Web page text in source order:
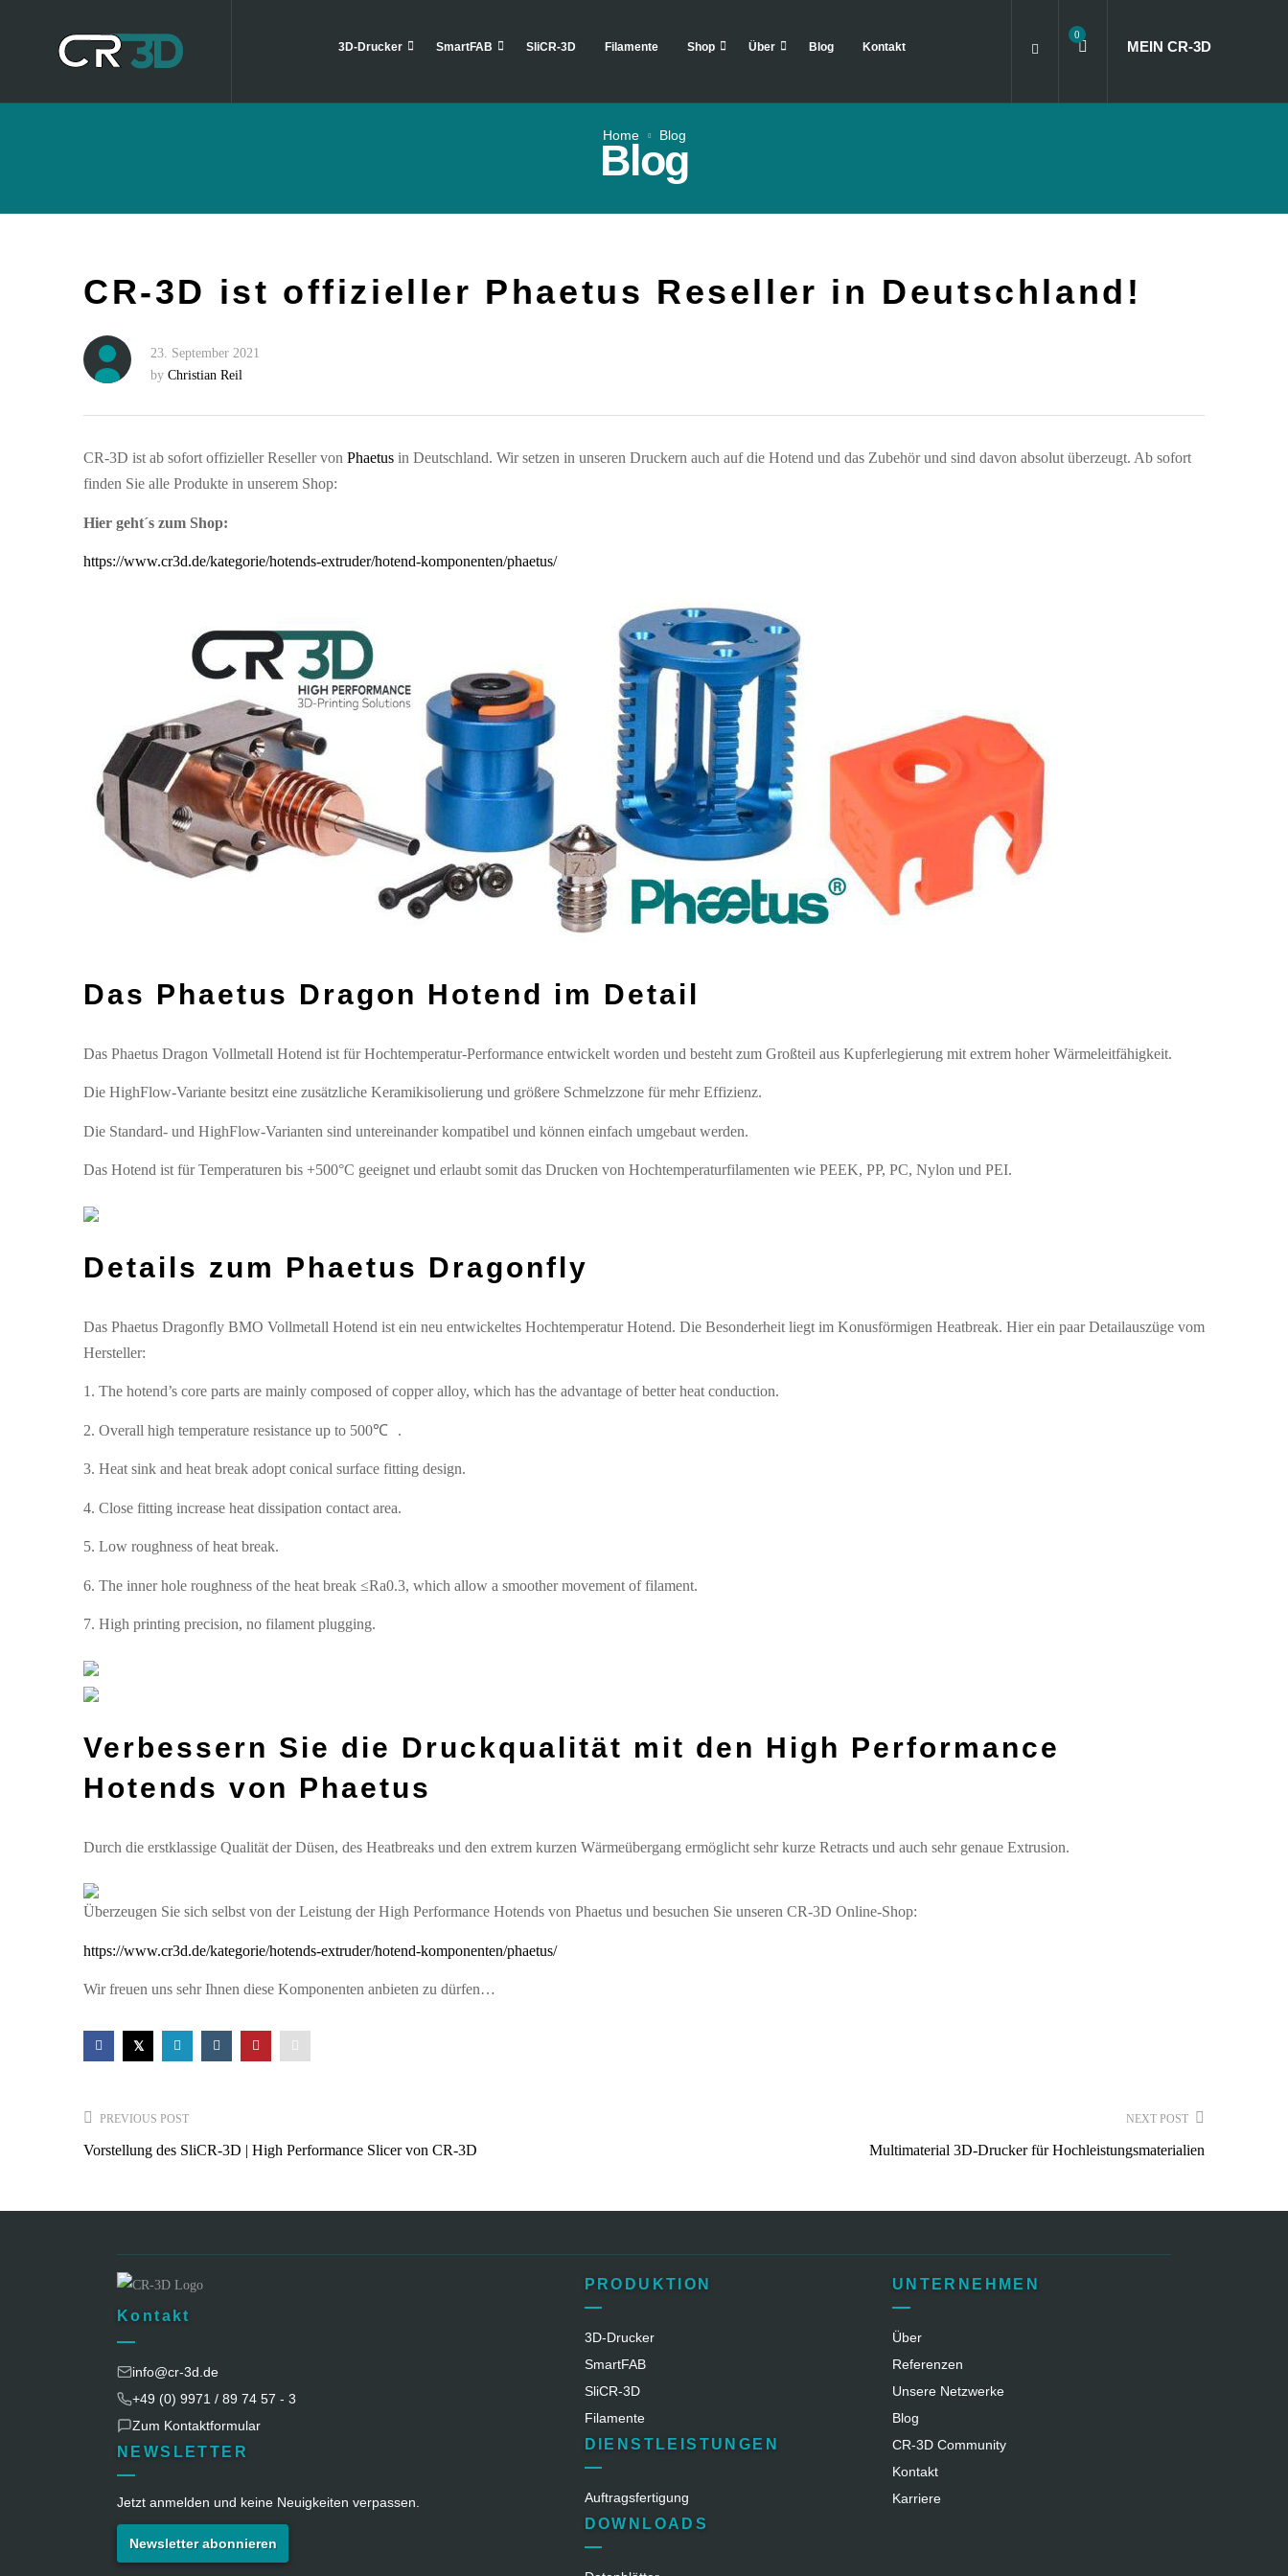
3D-Drucker SmartFAB SliCR-3D Filamente Shop Über Blog Kontakt
0
MEIN CR‑3D
Home Blog
Blog
CR-3D ist offizieller Phaetus Reseller in Deutschland!
23. September 2021
by Christian Reil
CR-3D ist ab sofort offizieller Reseller von Phaetus in Deutschland. Wir setzen in unseren Druckern auch auf die Hotend und das Zubehör und sind davon absolut überzeugt. Ab sofort
finden Sie alle Produkte in unserem Shop:
Hier geht´s zum Shop:
https://www.cr3d.de/kategorie/hotends-extruder/hotend-komponenten/phaetus/
Das Phaetus Dragon Hotend im Detail
Das Phaetus Dragon Vollmetall Hotend ist für Hochtemperatur-Performance entwickelt worden und besteht zum Großteil aus Kupferlegierung mit extrem hoher Wärmeleitfähigkeit.
Die HighFlow-Variante besitzt eine zusätzliche Keramikisolierung und größere Schmelzzone für mehr Effizienz.
Die Standard- und HighFlow-Varianten sind untereinander kompatibel und können einfach umgebaut werden.
Das Hotend ist für Temperaturen bis +500°C geeignet und erlaubt somit das Drucken von Hochtemperaturfilamenten wie PEEK, PP, PC, Nylon und PEI.
Details zum Phaetus Dragonfly
Das Phaetus Dragonfly BMO Vollmetall Hotend ist ein neu entwickeltes Hochtemperatur Hotend. Die Besonderheit liegt im Konusförmigen Heatbreak. Hier ein paar Detailauszüge vom
Hersteller:
1. The hotend’s core parts are mainly composed of copper alloy, which has the advantage of better heat conduction.
2. Overall high temperature resistance up to 500℃ .
3. Heat sink and heat break adopt conical surface fitting design.
4. Close fitting increase heat dissipation contact area.
5. Low roughness of heat break.
6. The inner hole roughness of the heat break ≤Ra0.3, which allow a smoother movement of filament.
7. High printing precision, no filament plugging.
Verbessern Sie die Druckqualität mit den High Performance
Hotends von Phaetus
Durch die erstklassige Qualität der Düsen, des Heatbreaks und den extrem kurzen Wärmeübergang ermöglicht sehr kurze Retracts und auch sehr genaue Extrusion.
Überzeugen Sie sich selbst von der Leistung der High Performance Hotends von Phaetus und besuchen Sie unseren CR-3D Online-Shop:
https://www.cr3d.de/kategorie/hotends-extruder/hotend-komponenten/phaetus/
Wir freuen uns sehr Ihnen diese Komponenten anbieten zu dürfen…
PREVIOUS POST
Vorstellung des SliCR-3D | High Performance Slicer von CR-3D
NEXT POST
Multimaterial 3D-Drucker für Hochleistungsmaterialien
Kontakt
info@cr-3d.de
+49 (0) 9971 / 89 74 57 - 3
Zum Kontaktformular
NEWSLETTER
Jetzt anmelden und keine Neuigkeiten verpassen.
Newsletter abonnieren
PRODUKTION
3D-Drucker
SmartFAB
SliCR‑3D
Filamente
DIENSTLEISTUNGEN
Auftragsfertigung
DOWNLOADS
UNTERNEHMEN
Über
Referenzen
Unsere Netzwerke
Blog
CR‑3D Community
Kontakt
Karriere